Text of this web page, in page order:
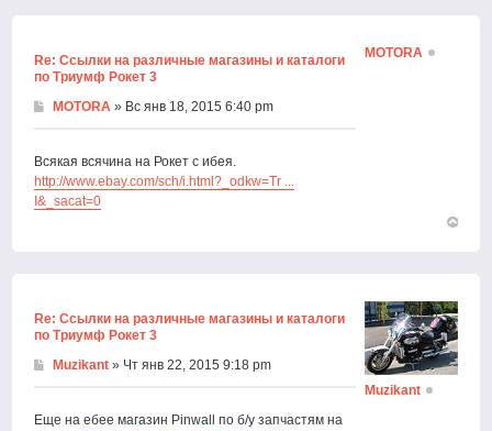
Re: Ссылки на различные магазины и каталоги
по Триумф Рокет 3
MOTORA » Вс янв 18, 2015 6:40 pm
Всякая всячина на Рокет с ибея.
http://www.ebay.com/sch/i.html?_odkw=Tr ...
I&_sacat=0
MOTORA
Re: Ссылки на различные магазины и каталоги
по Триумф Рокет 3
Muzikant » Чт янв 22, 2015 9:18 pm
Еще на ебее магазин Pinwall по б/у запчастям на
Muzikant